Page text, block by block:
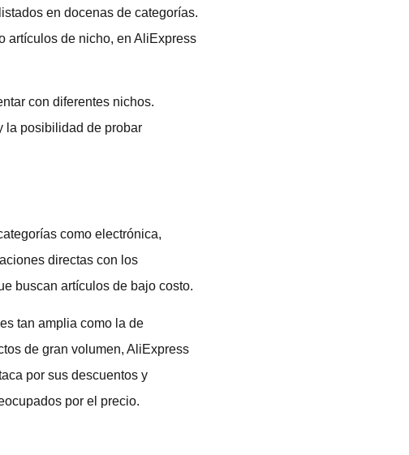
en docenas de categorías.
artículos de nicho, en AliExpress
con diferentes nichos.
la posibilidad de probar
como electrónica,
directas con los
buscan artículos de bajo costo.
tan amplia como la de
de gran volumen, AliExpress
por sus descuentos y
por el precio.